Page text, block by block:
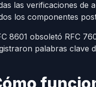
las verificaciones de
los componentes
8601 obsoletó RFC
palabras clave